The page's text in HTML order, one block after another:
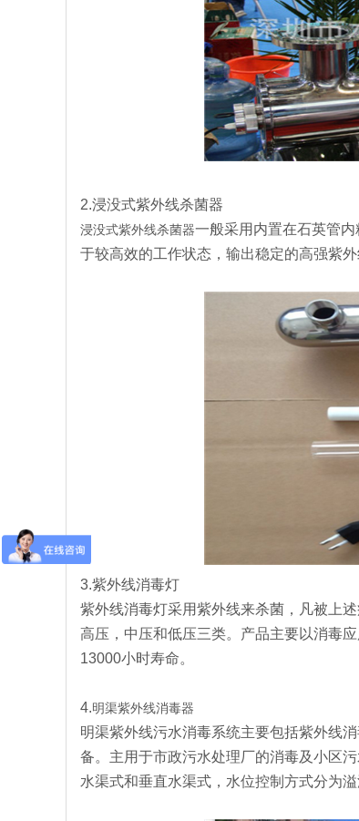
2.浸没式紫外线杀菌器
浸没式紫外线杀菌器一般采用内置在石英管
于较高效的工作状态，输出稳定的高强紫
3.紫外线消毒灯
紫外线消毒灯采用紫外线来杀菌，凡被上
高压，中压和低压三类。产品主要以消毒
13000小时寿命。
4.明渠紫外线消毒器
明渠紫外线污水消毒系统主要包括紫外线
备。主用于市政污水处理厂的消毒及小区
水渠式和垂直水渠式，水位控制方式分为